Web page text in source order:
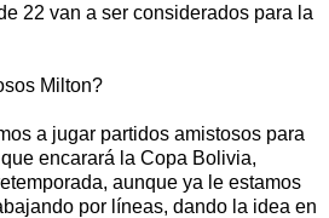
22 van a ser considerados para la
Milton?
a jugar partidos amistosos para
encarará la Copa Bolivia,
aunque ya le estamos
por líneas, dando la idea en